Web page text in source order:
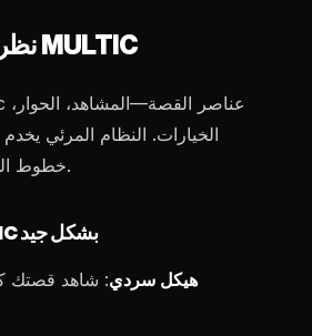
نظرة عامة على MULTIC
الخيارات. النظام المرئي
خطوط الذكاء الاصطناعي.
ما يفعله MULTIC بشكل جيد
هيكل سردي: شاهد قصتك